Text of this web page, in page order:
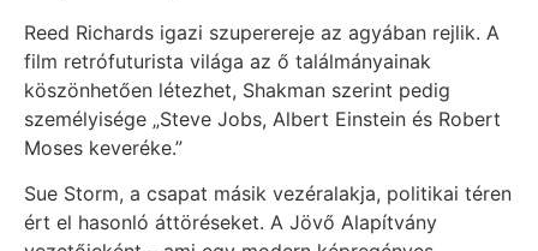
Reed Richards igazi szuperereje az agyában rejlik. A
film retrófuturista világa az ő találmányainak
köszönhetően létezhet, Shakman szerint pedig
személyisége „Steve Jobs, Albert Einstein és Robert
Moses keveréke.”
Sue Storm, a csapat másik vezéralakja, politikai téren
ért el hasonló áttöréseket. A Jövő Alapítvány